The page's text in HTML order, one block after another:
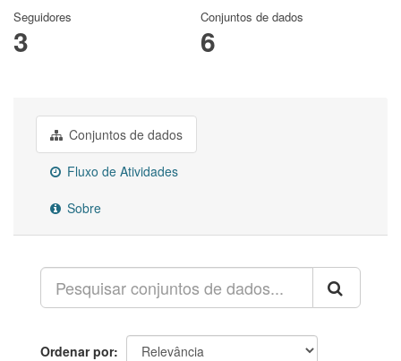
Seguidores
3
Conjuntos de dados
6
Conjuntos de dados
Fluxo de Atividades
Sobre
Ordenar por